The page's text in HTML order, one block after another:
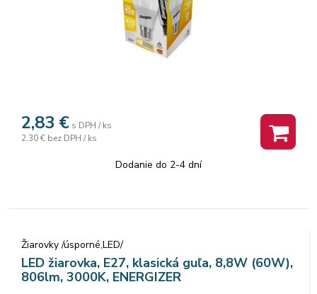
2,83 € s DPH / ks
2,30 € bez DPH / ks
Dodanie do 2-4 dní
Žiarovky /úsporné,LED/
LED žiarovka, E27, klasická guľa, 8,8W (60W),
806lm, 3000K, ENERGIZER